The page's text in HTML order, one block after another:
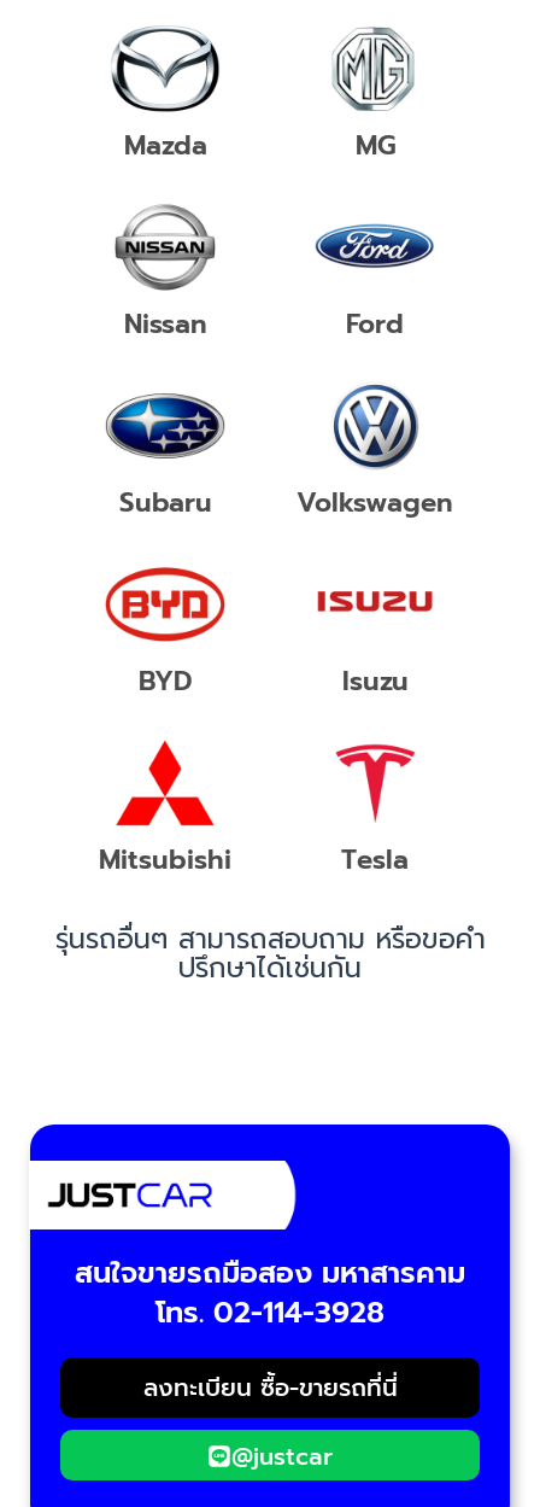
Mazda MG
Nissan Ford
Subaru Volkswagen
BYD Isuzu
Mitsubishi Tesla
รุ่นรถอื่นๆ สามารถสอบถาม หรือขอคำ
ปรึกษาได้เช่นกัน
สนใจขายรถมือสอง มหาสารคาม
โทร. 02-114-3928
ลงทะเบียน ซื้อ-ขายรถที่นี่
@justcar